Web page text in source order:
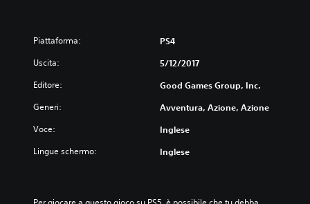
Piattaforma: PS4
Uscita: 5/12/2017
Editore: Good Games Group, Inc.
Generi: Avventura, Azione, Azione
Voce: Inglese
Lingue schermo: Inglese